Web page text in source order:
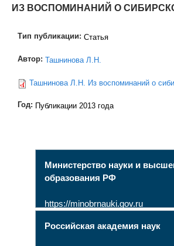
ИЗ ВОСПОМИНАНИЙ О
Тип публикации: Статья
Автор: Ташнинова Л.Н.
Ташнинова Л.Н. Из воспоминаний о
Год: Публикации 2013 года
Министерство науки и
образования РФ
https://minobrnauki.gov.ru
Российская академия наук